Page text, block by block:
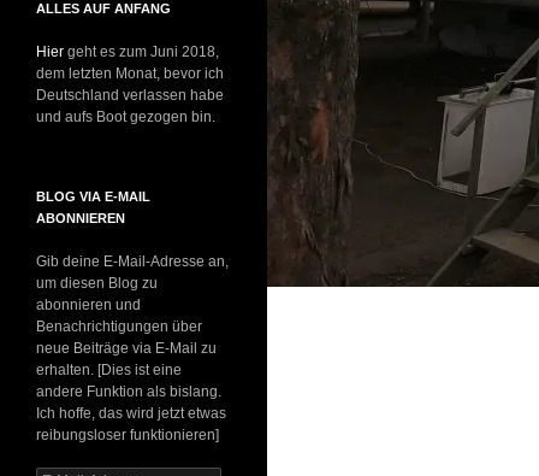
ALLES AUF ANFANG
Hier geht es zum Juni 2018,
dem letzten Monat, bevor ich
Deutschland verlassen habe
und aufs Boot gezogen bin.
BLOG VIA E-MAIL
ABONNIEREN
Gib deine E-Mail-Adresse an,
um diesen Blog zu
abonnieren und
Benachrichtigungen über
neue Beiträge via E-Mail zu
erhalten. [Dies ist eine
andere Funktion als bislang.
Ich hoffe, das wird jetzt etwas
reibungsloser funktionieren]